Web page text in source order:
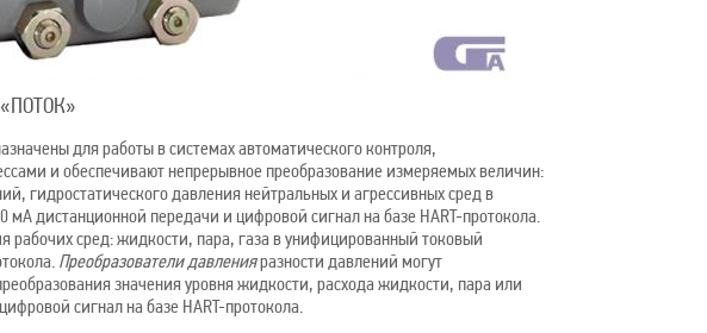
для работы в системах автоматического контроля,
и обеспечивают непрерывное преобразование измеряемых величин:
гидростатического давления нейтральных и агрессивных сред в
дистанционной передачи и цифровой сигнал на базе HART-протокола.
рабочих сред: жидкости, пара, газа в унифицированный токовый
Преобразователи давленияразности давлений могут
значения уровня жидкости, расхода жидкости, пара или
сигнал на базе HART-протокола.